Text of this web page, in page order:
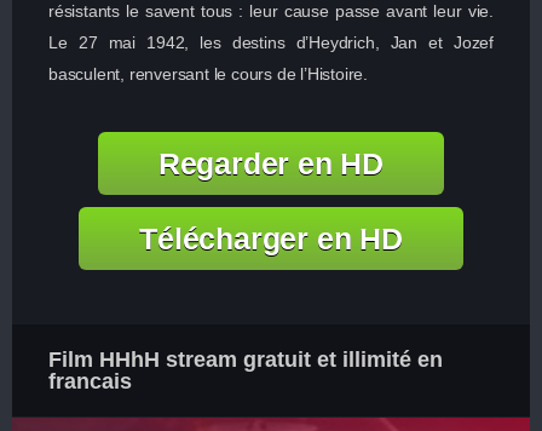
résistants le savent tous : leur cause passe avant leur vie.
Le 27 mai 1942, les destins d’Heydrich, Jan et Jozef
basculent, renversant le cours de l’Histoire.
Regarder en HD
Télécharger en HD
Film HHhH stream gratuit et illimité en
francais